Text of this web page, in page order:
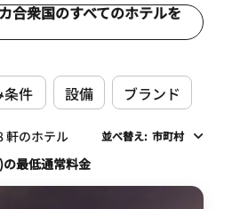
合衆国のすべてのホテルを
条件 設備 ブランド
軒のホテル 並べ替え: 市町村
最低通常料金